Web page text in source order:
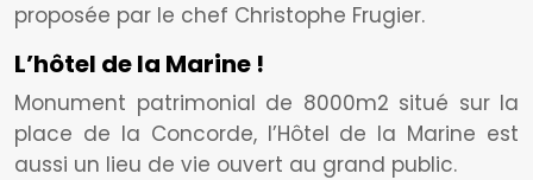
proposée par le chef Christophe Frugier.
L’hôtel de la Marine !
Monument patrimonial de 8000m2 situé sur la
place de la Concorde, l’Hôtel de la Marine est
aussi un lieu de vie ouvert au grand public.